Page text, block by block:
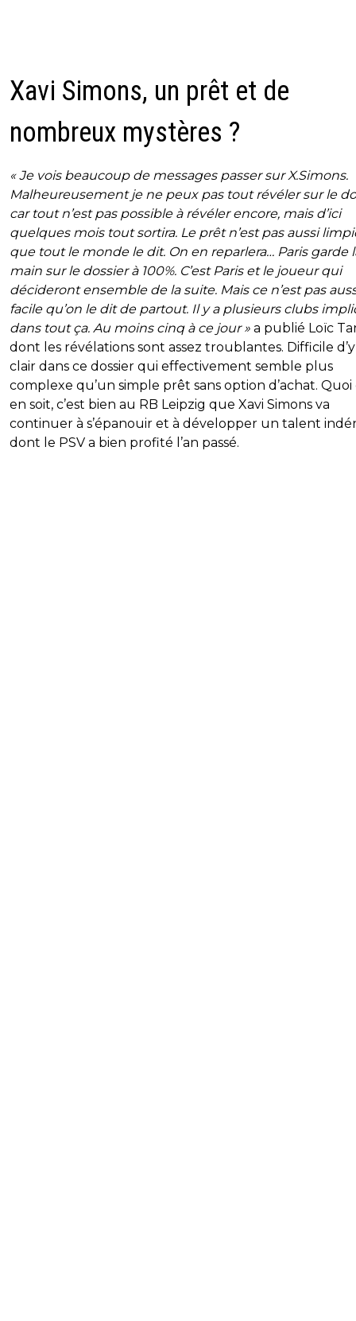
Xavi Simons, un prêt et de
nombreux mystères ?
« Je vois beaucoup de messages passer sur X.Simons.
Malheureusement je ne peux pas tout révéler sur le
car tout n’est pas possible à révéler encore, mais d’ici
quelques mois tout sortira. Le prêt n’est pas aussi
que tout le monde le dit. On en reparlera… Paris garde
main sur le dossier à 100%. C’est Paris et le joueur qui
décideront ensemble de la suite. Mais ce n’est pas
facile qu’on le dit de partout. Il y a plusieurs clubs
dans tout ça. Au moins cinq à ce jour » a publié Loïc
dont les révélations sont assez troublantes. Difficile
clair dans ce dossier qui effectivement semble plus
complexe qu’un simple prêt sans option d’achat. Quoi
en soit, c’est bien au RB Leipzig que Xavi Simons va
continuer à s’épanouir et à développer un talent
dont le PSV a bien profité l’an passé.